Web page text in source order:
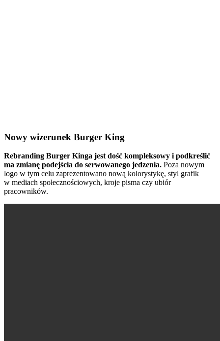
Nowy wizerunek Burger King
Rebranding Burger Kinga jest dość kompleksowy i podkreślić
ma zmianę podejścia do serwowanego jedzenia. Poza nowym
logo w tym celu zaprezentowano nową kolorystykę, styl grafik
w mediach społecznościowych, kroje pisma czy ubiór
pracowników.